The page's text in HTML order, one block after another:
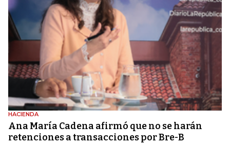
HACIENDA
Ana María Cadena afirmó que no se harán
retenciones a transacciones por Bre-B